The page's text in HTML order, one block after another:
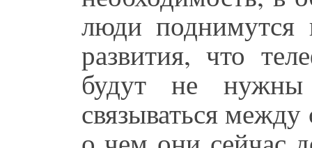
люди поднимутся
развития, что
будут не
связываться